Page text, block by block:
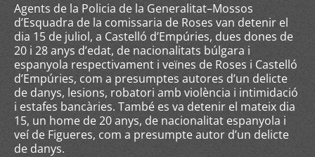
Agents de la Policia de la Generalitat–Mossos
d’Esquadra de la comissaria de Roses van detenir el
dia 15 de juliol, a Castelló d’Empúries, dues dones de
20 i 28 anys d’edat, de nacionalitats búlgara i
espanyola respectivament i veïnes de Roses i Castelló
d’Empúries, com a presumptes autores d’un delicte
de danys, lesions, robatori amb violència i intimidació
i estafes bancàries. També es va detenir el mateix dia
15, un home de 20 anys, de nacionalitat espanyola i
veí de Figueres, com a presumpte autor d’un delicte
de danys.